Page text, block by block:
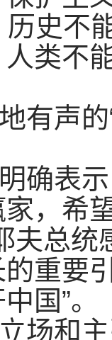
历史不
类不
有声
确表
，希
夫总
重要
国”。
场和